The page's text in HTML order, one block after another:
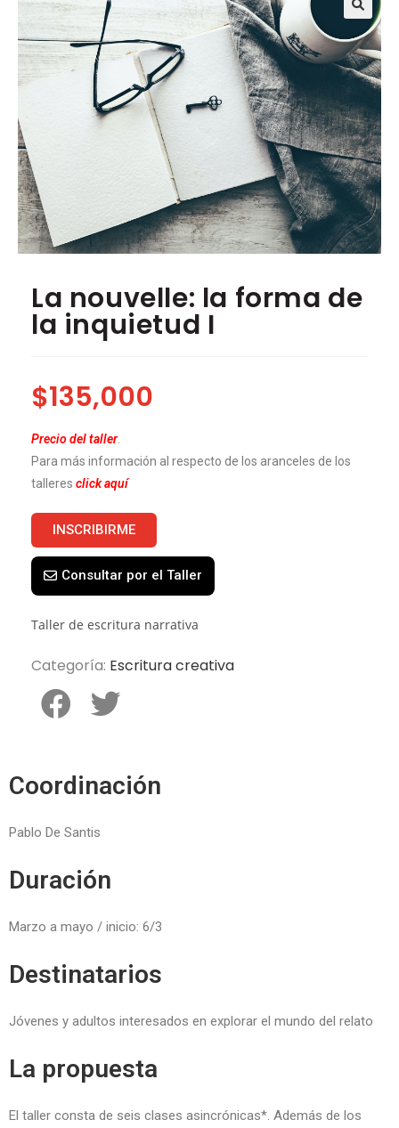
La nouvelle: la forma de
la inquietud I
$135,000
Precio del taller.
Para más información al respecto de los aranceles de los
talleres click aquí
INSCRIBIRME
Consultar por el Taller
Taller de escritura narrativa
Categoría: Escritura creativa
Coordinación
Pablo De Santis
Duración
Marzo a mayo / inicio: 6/3
Destinatarios
Jóvenes y adultos interesados en explorar el mundo del relato
La propuesta
El taller consta de seis clases asincrónicas*. Además de los